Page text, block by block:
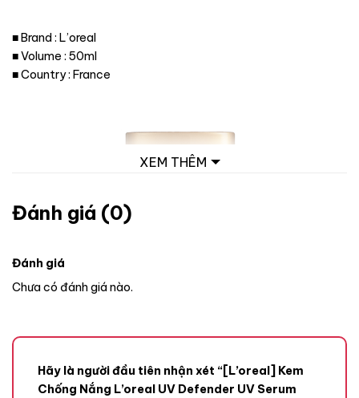
■ Brand : L’oreal
■ Volume : 50ml
■ Country : France
XEM THÊM
Đánh giá (0)
Đánh giá
Chưa có đánh giá nào.
Hãy là người đầu tiên nhận xét “[L’oreal] Kem
Chống Nắng L’oreal UV Defender UV Serum